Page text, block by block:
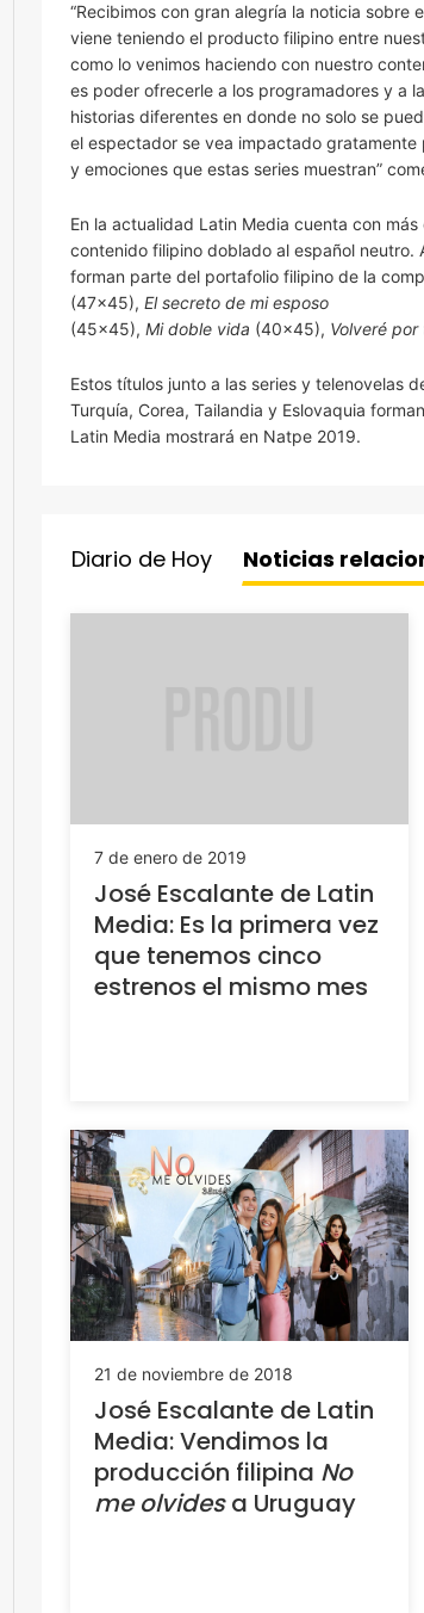
“Recibimos con gran alegría la noticia sobre
viene teniendo el producto filipino entre
como lo venimos haciendo con nuestro
es poder ofrecerle a los programadores y a
historias diferentes en donde no solo se
el espectador se vea impactado
y emociones que estas series muestran”
En la actualidad Latin Media cuenta con
contenido filipino doblado al español neutro.
forman parte del portafolio filipino de la
(47×45), El secreto de mi esposo
(45×45), Mi doble vida (40×45), Volveré por
Estos títulos junto a las series y telenovelas
Turquía, Corea, Tailandia y Eslovaquia
Latin Media mostrará en Natpe 2019.
Diario de Hoy Noticias
7 de enero de 2019
José Escalante de Latin
Media: Es la primera vez
que tenemos cinco
estrenos el mismo mes
21 de noviembre de 2018
José Escalante de Latin
Media: Vendimos la
producción filipina No
me olvidesa Uruguay